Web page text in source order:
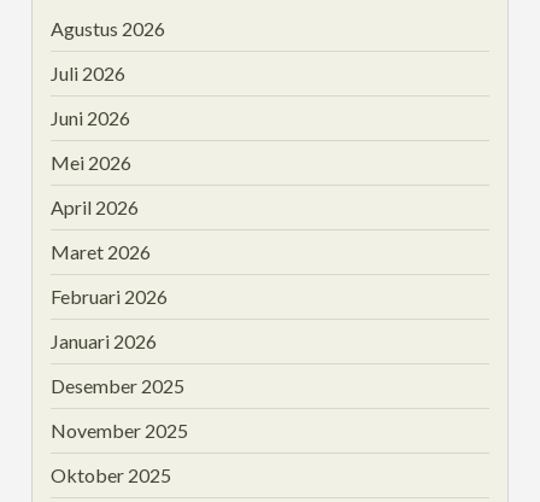
Agustus 2026
Juli 2026
Juni 2026
Mei 2026
April 2026
Maret 2026
Februari 2026
Januari 2026
Desember 2025
November 2025
Oktober 2025